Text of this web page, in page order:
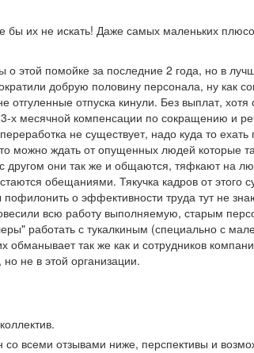
бы их не искать! Даже самых маленьких
о этой помойке за последние 2 года, но в
добрую половину персонала, ну как
отгуленные отпуска кинули. Без выплат,
х месячной компенсации по сокращению и
не существует, надо куда то
можно ждать от опущенных людей которые
другом они так же и общаются, тяфкают на
обещаниями. Тякучка кадров от
пофилонить о эффективности труда тут не
всю работу выполняемую, старым
работать с тукалкиным (специально с
обманывает так же как и сотрудников
не в этой организации.
со всеми отзывами ниже, перспективы и